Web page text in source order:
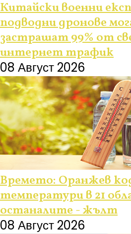
Китайски военни
подводни дронове
застрашат 99% от
интернет трафик
08 Август 2026
Времето: Оранжев
температури в 21
останалите - жълт
08 Август 2026